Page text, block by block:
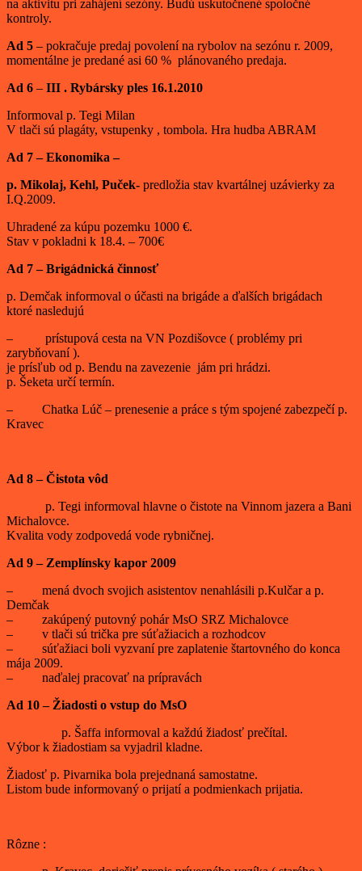
na aktivitu pri zahájení sezóny. Budú uskutočnené spoločné
kontroly.
Ad 5 – pokračuje predaj povolení na rybolov na sezónu r. 2009,
momentálne je predané asi 60 % plánovaného predaja.
Ad 6 – III . Rybársky ples 16.1.2010
Informoval p. Tegi Milan
V tlači sú plagáty, vstupenky , tombola. Hra hudba ABRAM
Ad 7 – Ekonomika –
p. Mikolaj, Kehl, Puček- predložia stav kvartálnej uzávierky za
I.Q.2009.
Uhradené za kúpu pozemku 1000 €.
Stav v pokladni k 18.4. – 700€
Ad 7 – Brigádnická činnosť
p. Demčak informoval o účasti na brigáde a ďalších brigádach
ktoré nasledujú
– prístupová cesta na VN Pozdišovce ( problémy pri
zarybňovaní ).
je prísľub od p. Bendu na zavezenie jám pri hrádzi.
p. Šeketa určí termín.
– Chatka Lúč – prenesenie a práce s tým spojené zabezpečí p.
Kravec
Ad 8 – Čistota vôd
p. Tegi informoval hlavne o čistote na Vinnom jazera a Bani
Michalovce.
Kvalita vody zodpovedá vode rybničnej.
Ad 9 – Zemplínsky kapor 2009
– mená dvoch svojich asistentov nenahlásili p.Kulčar a p.
Demčak
– zakúpený putovný pohár MsO SRZ Michalovce
– v tlači sú trička pre súťažiacich a rozhodcov
– súťažiaci boli vyzvaní pre zaplatenie štartovného do konca
mája 2009.
– naďalej pracovať na prípravách
Ad 10 – Žiadosti o vstup do MsO
p. Šaffa informoval a každú žiadosť prečítal.
Výbor k žiadostiam sa vyjadril kladne.
Žiadosť p. Pivarnika bola prejednaná samostatne.
Listom bude informovaný o prijatí a podmienkach prijatia.
Rôzne :